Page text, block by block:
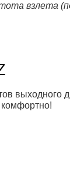
взлета
комфортно!